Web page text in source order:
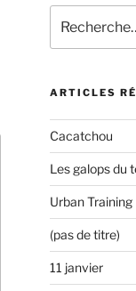
pour
:
ARTICLES
Cacatchou
Les galops du
Urban Training
(pas de titre)
11 janvier